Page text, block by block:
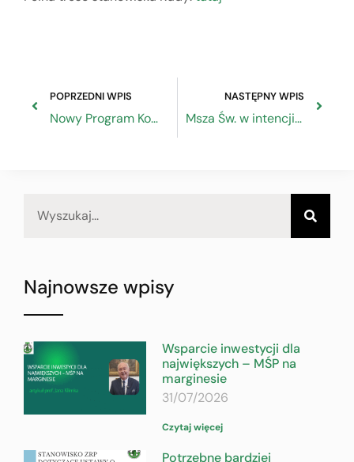
POPRZEDNI WPIS
Nowy Program Komisji Europejskiej dla partnerów społecznych
NASTĘPNY WPIS
Msza Św. w intencji Rzemiosła Polskiego
Najnowsze wpisy
Wsparcie inwestycji dla
największych – MŚP na
marginesie
31/07/2026
Czytaj więcej
Potrzebne bardziej